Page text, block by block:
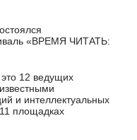
«ВРЕМЯ ЧИТАТЬ:
12 ведущих
и интеллектуальных
площадках